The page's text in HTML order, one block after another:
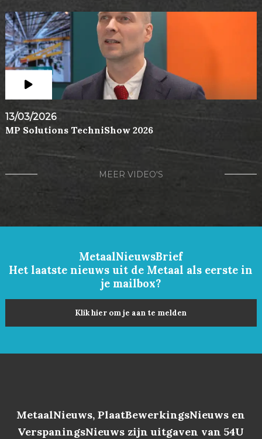
13/03/2026
MP Solutions TechniShow 2026
MEER VIDEO'S
MetaalNieuwsBrief
Het laatste nieuws uit de Metaal als eerste in
je mailbox?
Klik hier om je aan te melden
MetaalNieuws, PlaatBewerkingsNieuws en
VerspaningsNieuws zijn uitgaven van 54U